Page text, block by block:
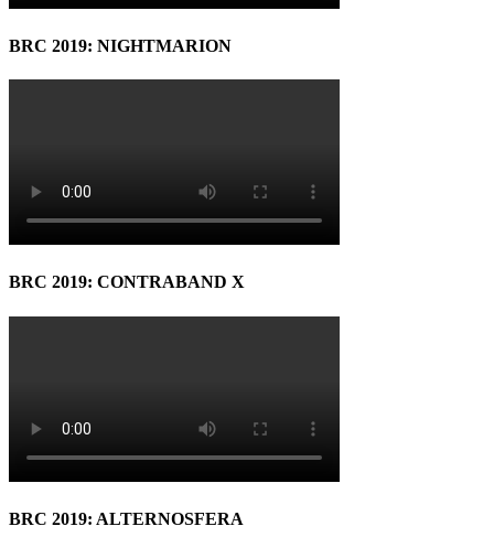
BRC 2019: NIGHTMARION
BRC 2019: CONTRABAND X
BRC 2019: ALTERNOSFERA